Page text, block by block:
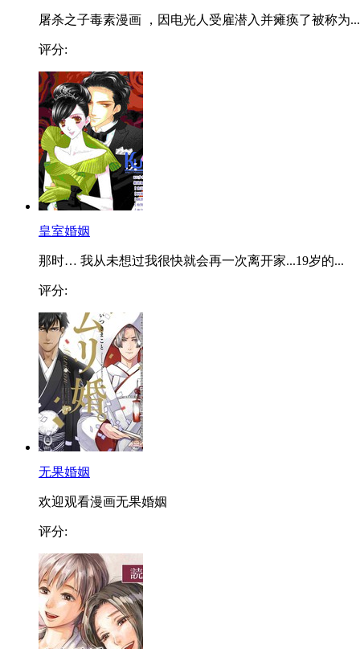
屠杀之子毒素漫画 ，因电光人受雇潜入并瘫痪了被称为...
评分:
皇室婚姻
那时… 我从未想过我很快就会再一次离开家...19岁的...
评分:
无果婚姻
欢迎观看漫画无果婚姻
评分: